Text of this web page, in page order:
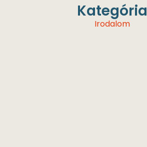
Kategória
Irodalom